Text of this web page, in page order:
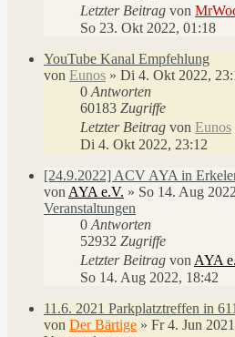
Letzter Beitrag von
So 23. Okt 2022, 01:18
YouTube Kanal Empfehlung
von Eunos » Di 4. Okt 2022,
0 Antworten
60183 Zugriffe
Letzter Beitrag von Eunos
Di 4. Okt 2022, 23:12
[24.9.2022] ACV AYA in
von AYA e.V. » So 14. Aug
Veranstaltungen
0 Antworten
52932 Zugriffe
Letzter Beitrag von AYA
So 14. Aug 2022, 18:42
11.6. 2021 Parkplatztreffen in
von Der Bärtige » Fr 4. Jun